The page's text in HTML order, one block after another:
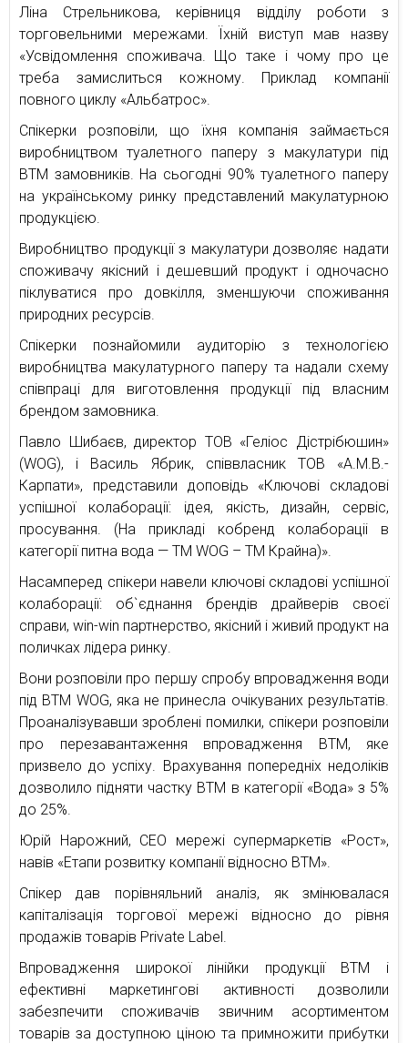
Ліна Стрельникова, керівниця відділу роботи з
торговельними мережами. Їхній виступ мав назву
«Усвідомлення споживача. Що таке і чому про це
треба замислиться кожному. Приклад компанії
повного циклу «Альбатрос».
Спікерки розповіли, що їхня компанія займається
виробництвом туалетного паперу з макулатури під
ВТМ замовників. На сьогодні 90% туалетного паперу
на українському ринку представлений макулатурною
продукцією.
Виробництво продукції з макулатури дозволяє надати
споживачу якісний і дешевший продукт і одночасно
піклуватися про довкілля, зменшуючи споживання
природних ресурсів.
Спікерки познайомили аудиторію з технологією
виробництва макулатурного паперу та надали схему
співпраці для виготовлення продукції під власним
брендом замовника.
Павло Шибаєв, директор ТОВ «Геліос Дістрібюшин»
(WOG), і Василь Ябрик, співвласник ТОВ «А.М.В.-
Карпати», представили доповідь «Ключові складові
успішної колаборації: ідея, якість, дизайн, сервіс,
просування. (На прикладі кобренд колабораціі в
категорії питна вода — ТМ WOG – ТМ Крайна)».
Насамперед спікери навели ключові складові успішної
колаборації: об`єднання брендів драйверів своєї
справи, win-win партнерство, якісний і живий продукт на
поличках лідера ринку.
Вони розповіли про першу спробу впровадження води
під ВТМ WOG, яка не принесла очікуваних результатів.
Проаналізувавши зроблені помилки, спікери розповіли
про перезавантаження впровадження ВТМ, яке
призвело до успіху. Врахування попередніх недоліків
дозволило підняти частку ВТМ в категорії «Вода» з 5%
до 25%.
Юрій Нарожний, СЕО мережі супермаркетів «Рост»,
навів «Етапи розвитку компанії відносно ВТМ».
Спікер дав порівняльний аналіз, як змінювалася
капіталізація торгової мережі відносно до рівня
продажів товарів Private Label.
Впровадження широкої лінійки продукції ВТМ і
ефективні маркетингові активності дозволили
забезпечити споживачів звичним асортиментом
товарів за доступною ціною та примножити прибутки